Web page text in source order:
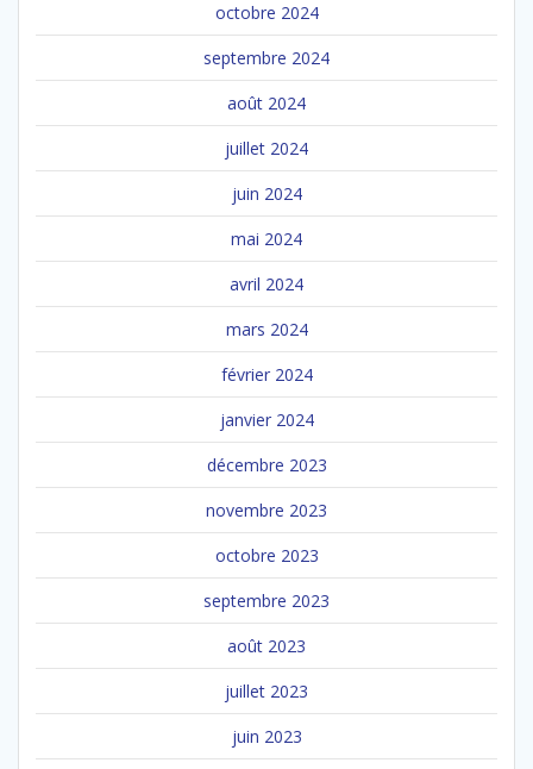
octobre 2024
septembre 2024
août 2024
juillet 2024
juin 2024
mai 2024
avril 2024
mars 2024
février 2024
janvier 2024
décembre 2023
novembre 2023
octobre 2023
septembre 2023
août 2023
juillet 2023
juin 2023